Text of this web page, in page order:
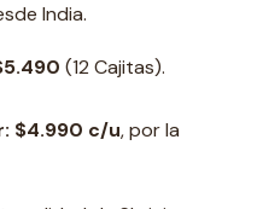
India.
(12 Cajitas).
$4.990 c/u, por la